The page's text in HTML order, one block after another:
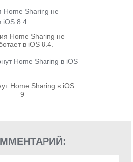
Home Sharing не
в iOS 8.4.
Home Sharing в iOS
9